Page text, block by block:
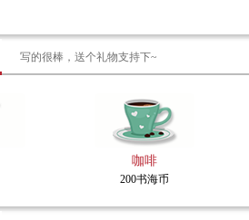
写的很棒，送个礼物支持下~
咖啡
200书海币